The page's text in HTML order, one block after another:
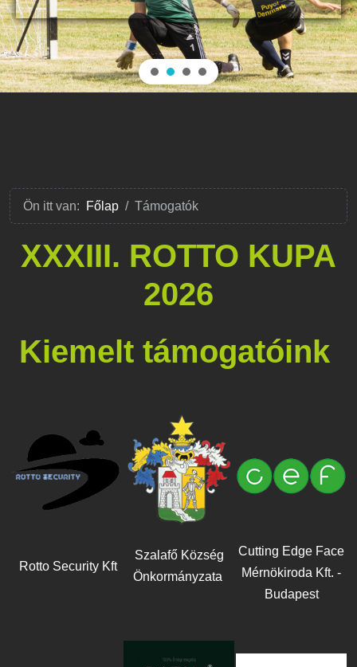
Ön itt van: Főlap Támogatók
XXXIII. ROTTO KUPA
2026
Kiemelt támogatóink
Rotto Security Kft
Szalafő Község
Önkormányzata
Cutting Edge Face
Mérnökiroda Kft. -
Budapest